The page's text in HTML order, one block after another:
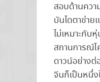
สอบด้านคว
บันไดตาข่าย
ไม่เหมาะกับ
สถานการณ์
ดาวน์อย่างต่
จีนก็เป็นหนึ่ง